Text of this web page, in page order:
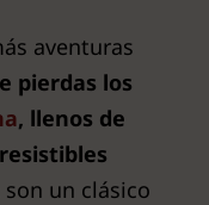
aventuras
pierdas los
, llenos de
son un clásico